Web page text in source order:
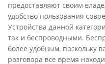
предоставляют своим
удобство пользования
Устройства данной
так и беспроводными.
более удобным, поскольку
разговора все время